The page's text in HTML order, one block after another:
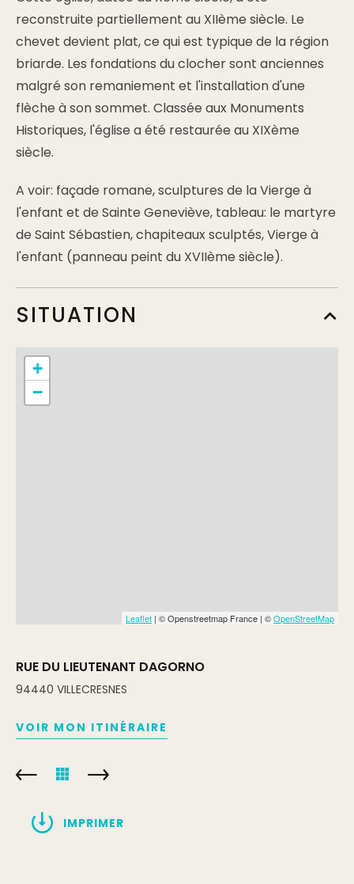
reconstruite partiellement au XIIème siècle. Le
chevet devient plat, ce qui est typique de la région
briarde. Les fondations du clocher sont anciennes
malgré son remaniement et l'installation d'une
flèche à son sommet. Classée aux Monuments
Historiques, l'église a été restaurée au XIXème
siècle.
A voir: façade romane, sculptures de la Vierge à
l'enfant et de Sainte Geneviève, tableau: le martyre
de Saint Sébastien, chapiteaux sculptés, Vierge à
l'enfant (panneau peint du XVIIème siècle).
SITUATION
+
−
Leaflet | © Openstreetmap France | ©OpenStreetMap
RUE DU LIEUTENANT DAGORNO
94440 VILLECRESNES
VOIR MON ITINÉRAIRE
IMPRIMER